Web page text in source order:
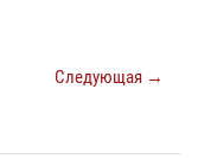
Следующая →